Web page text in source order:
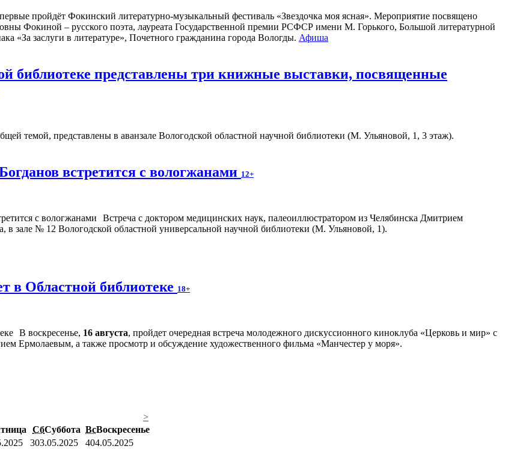
пройдёт Фокинский литературно-музыкальный фестиваль «Звездочка моя ясная». Мероприятие посвящено
Фокиной – русского поэта, лауреата Государственной премии РСФСР имени М. Горького, Большой литературной
«За заслуги в литературе», Почетного гражданина города Вологды. Афиша
библиотеке представлены три книжные выставки, посвященные
темой, представлены в аванзале Вологодской областной научной библиотеки (М. Ульяновой, 1, 3 этаж).
встретится с вологжанами 12+
Встреча с доктором медицинских наук, палеоиллюстратором из Челябинска Дмитрием
в зале № 12 Вологодской областной универсальной научной библиотеки (М. Ульяновой, 1).
в Областной библиотеке 18+
В воскресенье, 16 августа, пройдет очередная встреча молодежного дискуссионного киноклуба «Церковь и мир» с
Ермолаевым, а также просмотр и обсуждение художественного фильма «Манчестер у моря».
>
СбСуббота ВсВоскресенье
303.05.2025 404.05.2025